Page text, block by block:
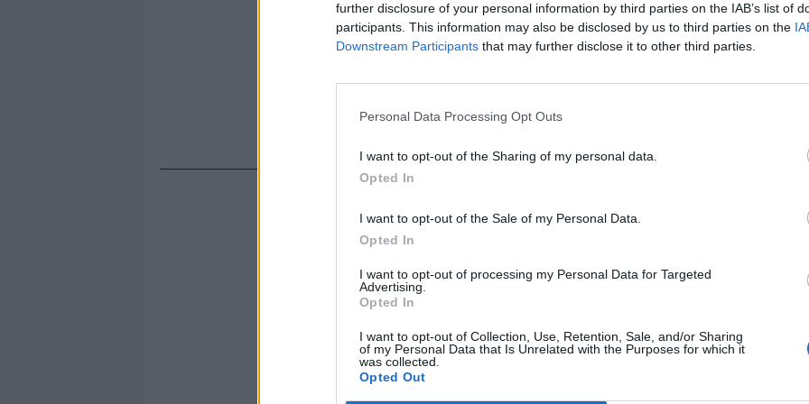
further disclosure of your personal information by third parties on the IAB’s list of
participants. This information may also be disclosed by us to third parties on the
Downstream Participants that may further disclose it to other third parties.
Personal Data Processing Opt Outs
I want to opt-out of the Sharing of my personal data.
Opted In
I want to opt-out of the Sale of my Personal Data.
Opted In
I want to opt-out of processing my Personal Data for Targeted
Advertising.
Opted In
I want to opt-out of Collection, Use, Retention, Sale, and/or Sharing
of my Personal Data that Is Unrelated with the Purposes for which it
was collected.
Opted Out
Trump, Meloni e la strategia